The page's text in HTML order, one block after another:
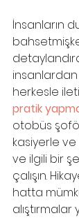
İnsanların
insanlardan
herkesle
pratik
otobüs
kasiyerle
ve ilgili bir
çalışın.
hatta
alıştırmalar